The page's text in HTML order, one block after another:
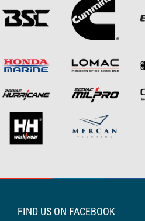
FIND US ON FACEBOOK